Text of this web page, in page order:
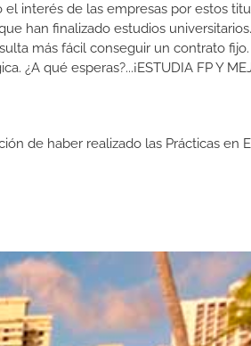
interés de las empresas por estos
han finalizado estudios
más fácil conseguir un contrato
¿A qué esperas?...¡ESTUDIA FP Y
de haber realizado las Prácticas en